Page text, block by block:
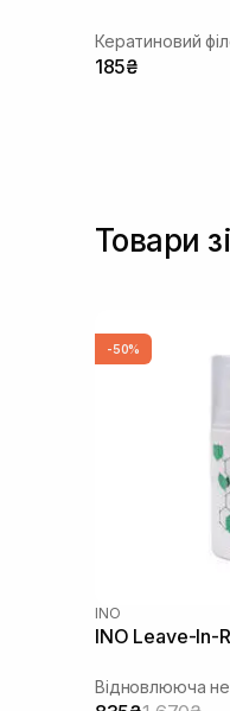
Кератиновий
185₴
Товари
-50%
INO
INO Leave-In-